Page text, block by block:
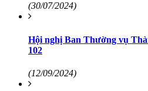
(30/07/2024)
Hội nghị Ban Thường vụ
102
(12/09/2024)